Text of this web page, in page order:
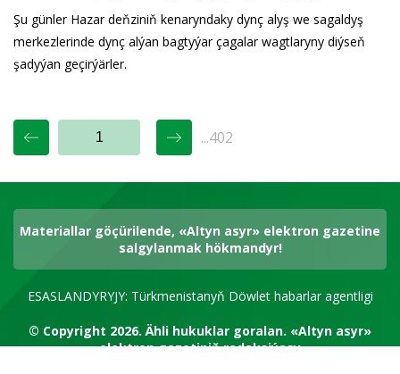
Şu günler Hazar deňziniň kenaryndaky dynç alyş we sagaldyş
merkezlerinde dynç alýan bagtyýar çagalar wagtlaryny diýseň
şadyýan geçirýärler.
...402
Materiallar göçürilende, «Altyn asyr» elektron gazetine
salgylanmak hökmandyr!
ESASLANDYRYJY: Türkmenistanyň Döwlet habarlar agentligi
© Copyright 2026.Ähli hukuklar goralan. «Altyn asyr»
elektron gazetiniň redaksiýasy